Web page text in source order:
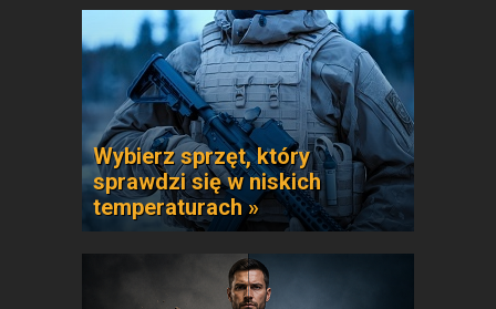
Wybierz sprzęt, który
sprawdzi się w niskich
temperaturach »